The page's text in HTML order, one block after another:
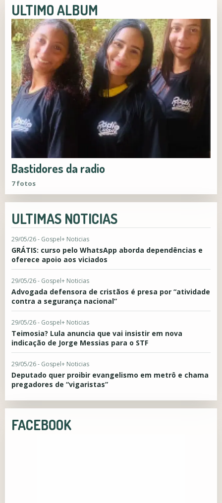
ULTIMO ALBUM
Bastidores da radio
7 fotos
ULTIMAS NOTICIAS
29/05/26 - Gospel+ Noticias
GRÁTIS: curso pelo WhatsApp aborda dependências e
oferece apoio aos viciados
29/05/26 - Gospel+ Noticias
Advogada defensora de cristãos é presa por “atividade
contra a segurança nacional”
29/05/26 - Gospel+ Noticias
Teimosia? Lula anuncia que vai insistir em nova
indicação de Jorge Messias para o STF
29/05/26 - Gospel+ Noticias
Deputado quer proibir evangelismo em metrô e chama
pregadores de “vigaristas”
FACEBOOK